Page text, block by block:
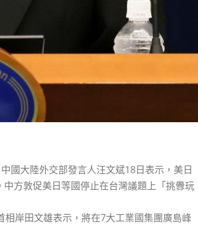
國大陸外交部發言人汪文斌18日表示，美日
方敦促美日等國停止在台灣議題上「挑釁玩
岸田文雄表示，將在7大工業國集團廣島峰